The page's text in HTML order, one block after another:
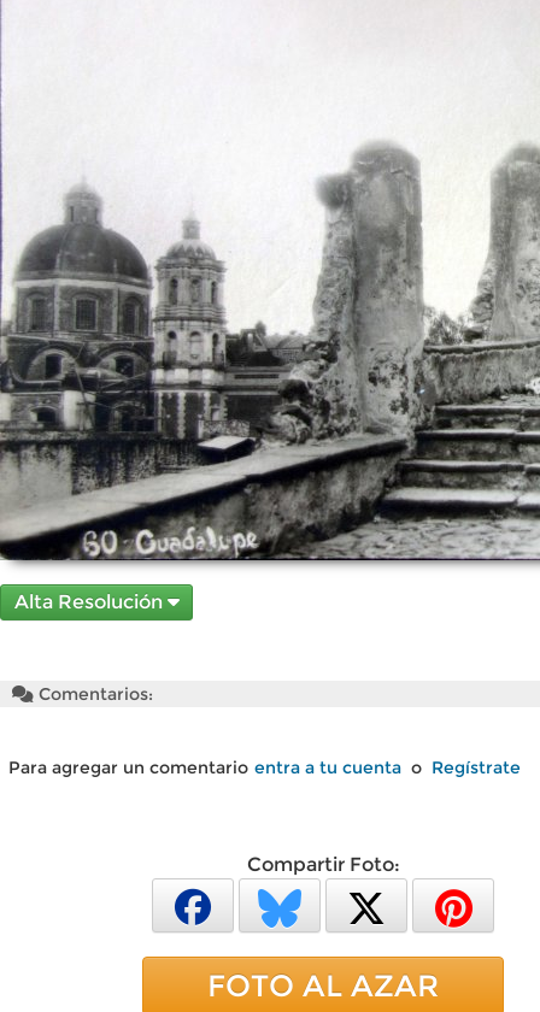
Alta Resolución
Comentarios:
Para agregar un comentario entra a tu cuenta o Regístrate
Compartir Foto:
FOTO AL AZAR